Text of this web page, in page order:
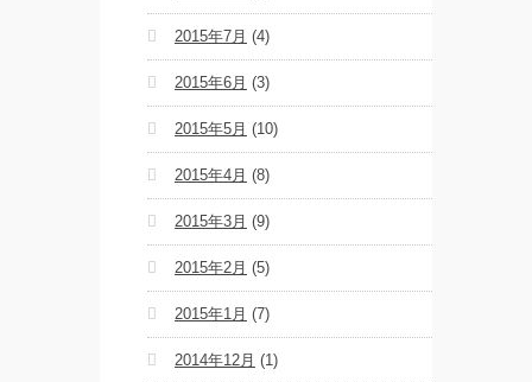
2015年7月 (4)
2015年6月 (3)
2015年5月 (10)
2015年4月 (8)
2015年3月 (9)
2015年2月 (5)
2015年1月 (7)
2014年12月 (1)